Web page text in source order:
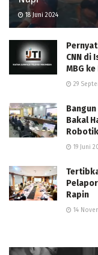
18 Juni 2024
CNN di
MBG
29
Bakal
Robotik
19 Juni
Rapin
14